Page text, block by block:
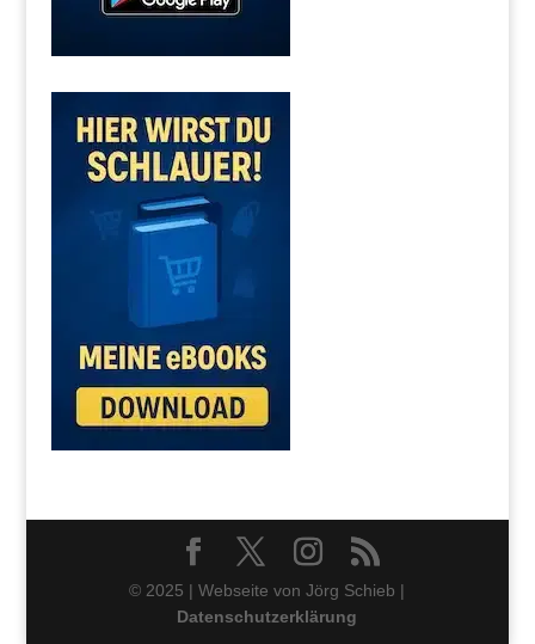
© 2025 | Webseite von Jörg Schieb |
Datenschutzerklärung